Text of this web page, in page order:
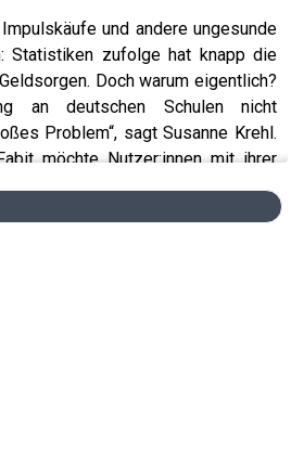
und andere ungesunde
Statistiken zufolge hat knapp die
Doch warum eigentlich?
an deutschen Schulen nicht
Problem“, sagt Susanne Krehl.
möchte Nutzer:innen mit ihrer
aus den Schulden rauszukommen
im Blick zu haben. Warum die